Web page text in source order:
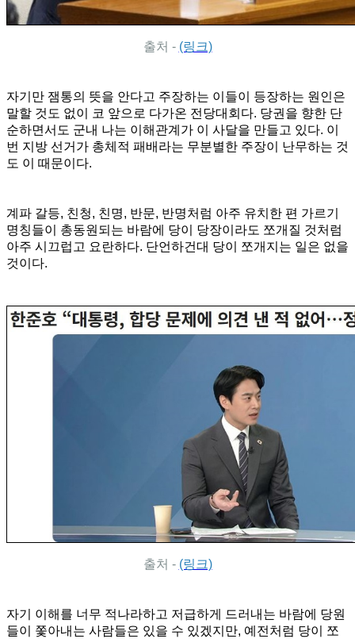
출처 - (링크)
자기만 잼통의 뜻을 안다고 주장하는 이들이 등장하는 원인은
말할 것도 없이 코 앞으로 다가온 전당대회다. 당권을 향한 단
순하면서도 군내 나는 이해관계가 이 사달을 만들고 있다. 이
번 지방 선거가 총체적 패배라는 무분별한 주장이 난무하는 것
도 이 때문이다.
계파 갈등, 친청, 친명, 반문, 반명처럼 아주 유치한 편 가르기
명칭들이 총동원되는 바람에 당이 당장이라도 쪼개질 것처럼
아주 시끄럽고 요란하다. 단언하건대 당이 쪼개지는 일은 없을
것이다.
출처 - (링크)
자기 이해를 너무 적나라하고 저급하게 드러내는 바람에 당원
들이 쫓아내는 사람들은 있을 수 있겠지만, 예전처럼 당이 쪼